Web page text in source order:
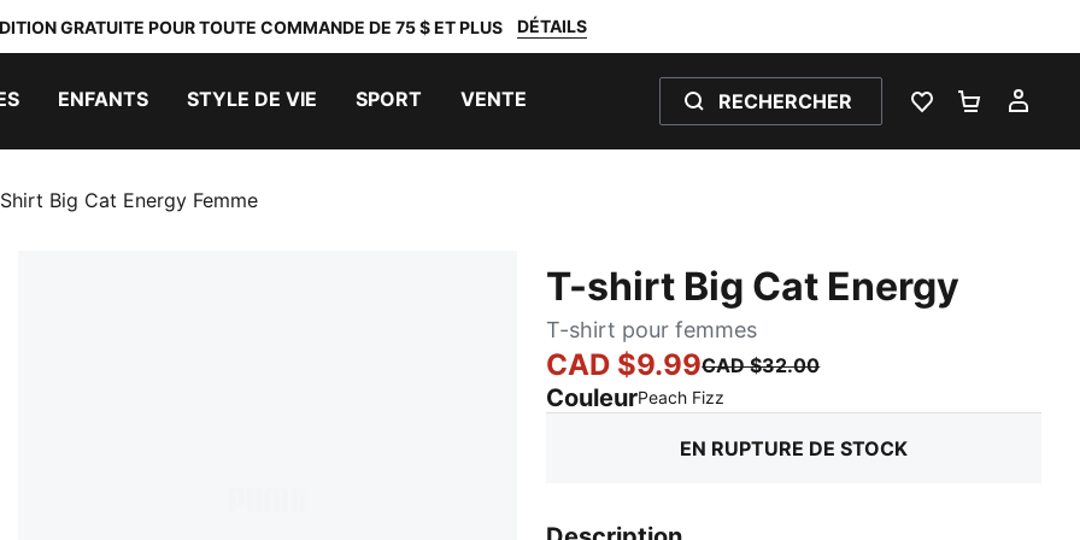
GRATUITE POUR TOUTE COMMANDE DE 75 $ ET PLUS DÉTAILS
ENFANTS STYLE DE VIE SPORT VENTE RECHERCHER
LISTE DEPANIER 0
Big Cat Energy Femme
T-shirt Big Cat Energy
T-shirt pour femmes
CAD $9.99CAD $32.00
CouleurPeach Fizz
EN RUPTURE DE STOCK